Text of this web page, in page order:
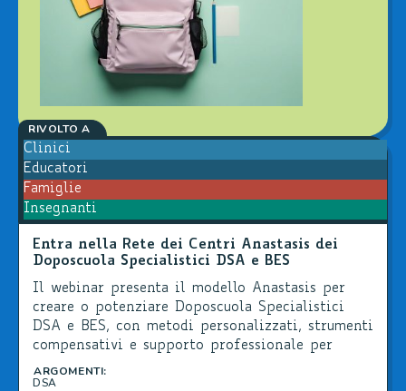
RIVOLTO A
Clinici
Educatori
Famiglie
Insegnanti
Entra nella Rete dei Centri Anastasis dei
Doposcuola Specialistici DSA e BES
Il webinar presenta il modello Anastasis per
creare o potenziare Doposcuola Specialistici
DSA e BES, con metodi personalizzati, strumenti
compensativi e supporto professionale per
favorire l’autonomia degli studenti.
ARGOMENTI:
DSA